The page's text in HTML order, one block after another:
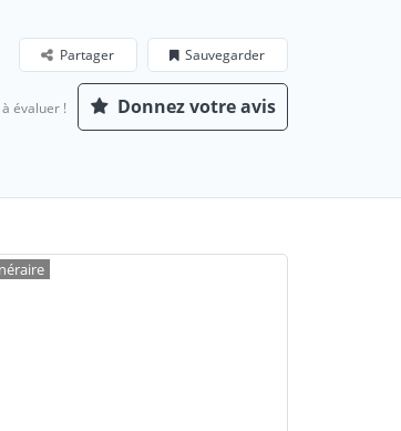
Sauvegarder
Partager
évaluer ! Donnez votre avis